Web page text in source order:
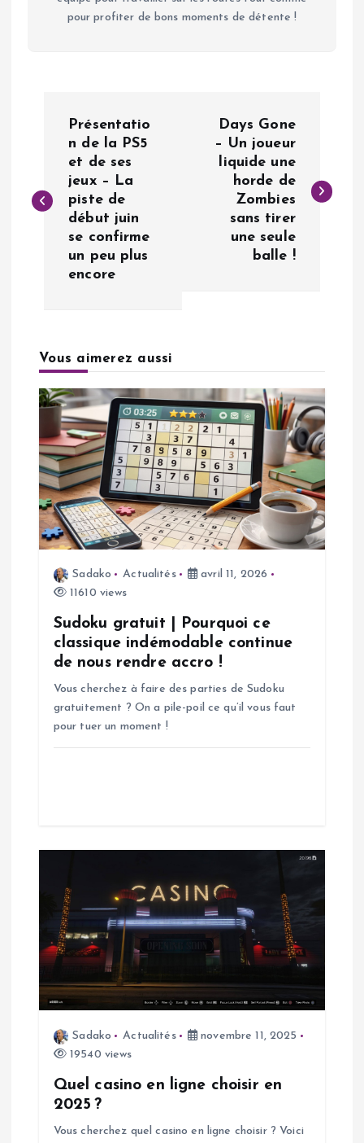
pour profiter de bons moments de détente !
v
t
o
n
d
e
Présentatio
n de la PS5
et de ses
jeux – La
piste de
début juin
se confirme
un peu plus
encore
Days Gone
– Un joueur
liquide une
horde de
Zombies
sans tirer
une seule
balle !
Vous aimerez aussi
Sadako Actualités
avril 11, 2026
11610 views
Sudoku gratuit | Pourquoi ce
classique indémodable continue
de nous rendre accro !
Vous cherchez à faire des parties de Sudoku
gratuitement ? On a pile-poil ce qu’il vous faut
pour tuer un moment !
Sadako Actualités
novembre 11, 2025
19540 views
Quel casino en ligne choisir en
2025 ?
Vous cherchez quel casino en ligne choisir ? Voici